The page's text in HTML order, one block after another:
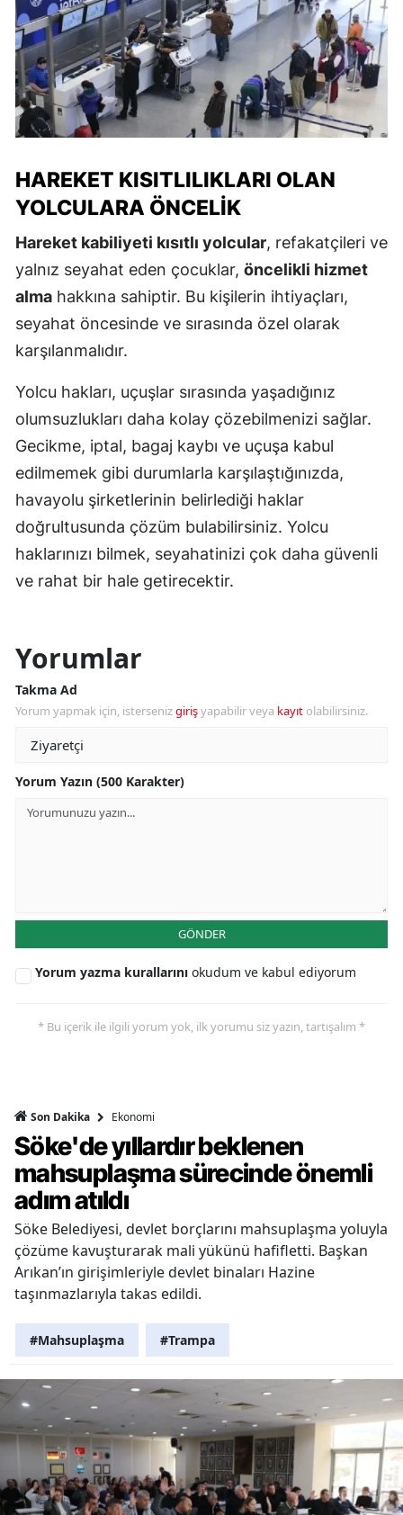
HAREKET KISITLILIKLARI OLAN
YOLCULARA ÖNCELIK
Hareket kabiliyeti kısıtlı yolcular, refakatçileri ve
yalnız seyahat eden çocuklar, öncelikli hizmet
alma hakkına sahiptir. Bu kişilerin ihtiyaçları,
seyahat öncesinde ve sırasında özel olarak
karşılanmalıdır.
Yolcu hakları, uçuşlar sırasında yaşadığınız
olumsuzlukları daha kolay çözebilmenizi sağlar.
Gecikme, iptal, bagaj kaybı ve uçuşa kabul
edilmemek gibi durumlarla karşılaştığınızda,
havayolu şirketlerinin belirlediği haklar
doğrultusunda çözüm bulabilirsiniz. Yolcu
haklarınızı bilmek, seyahatinizi çok daha güvenli
ve rahat bir hale getirecektir.
Yorumlar
Takma Ad
Yorum yapmak için, istersenizgirişyapabilir veya kayıt olabilirsiniz.
Yorum Yazın (500 Karakter)
GÖNDER
Yorum yazma kurallarını okudum ve kabul ediyorum
* Bu içerik ile ilgili yorum yok, ilk yorumu siz yazın, tartışalım *
Son Dakika Ekonomi
Söke'de yıllardır beklenen
mahsuplaşma sürecinde önemli
adım atıldı
Söke Belediyesi, devlet borçlarını mahsuplaşma yoluyla
çözüme kavuşturarak mali yükünü hafifletti. Başkan
Arıkan’ın girişimleriyle devlet binaları Hazine
taşınmazlarıyla takas edildi.
#Mahsuplaşma #Trampa